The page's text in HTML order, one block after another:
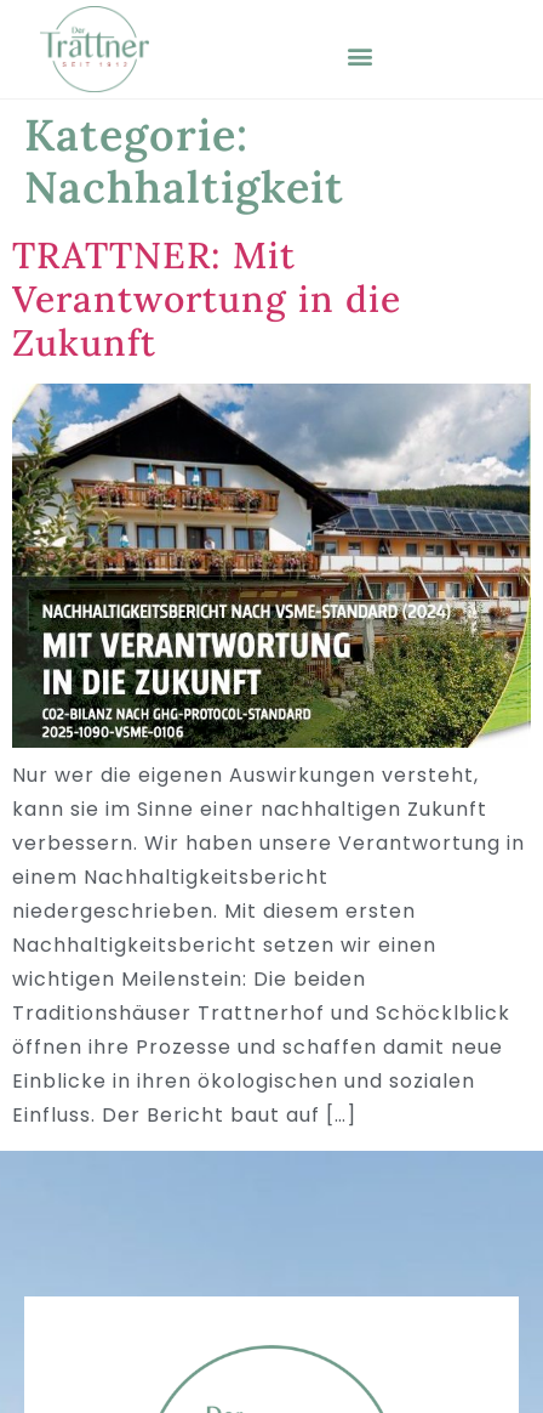
Kategorie:
Nachhaltigkeit
TRATTNER: Mit
Verantwortung in die
Zukunft
Nur wer die eigenen Auswirkungen versteht,
kann sie im Sinne einer nachhaltigen Zukunft
verbessern. Wir haben unsere Verantwortung in
einem Nachhaltigkeitsbericht
niedergeschrieben. Mit diesem ersten
Nachhaltigkeitsbericht setzen wir einen
wichtigen Meilenstein: Die beiden
Traditionshäuser Trattnerhof und Schöcklblick
öffnen ihre Prozesse und schaffen damit neue
Einblicke in ihren ökologischen und sozialen
Einfluss. Der Bericht baut auf […]